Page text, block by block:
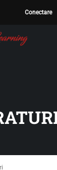
Conectare